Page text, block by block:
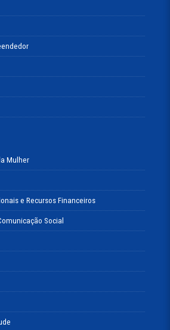
Mulher
e Recursos Financeiros
Social